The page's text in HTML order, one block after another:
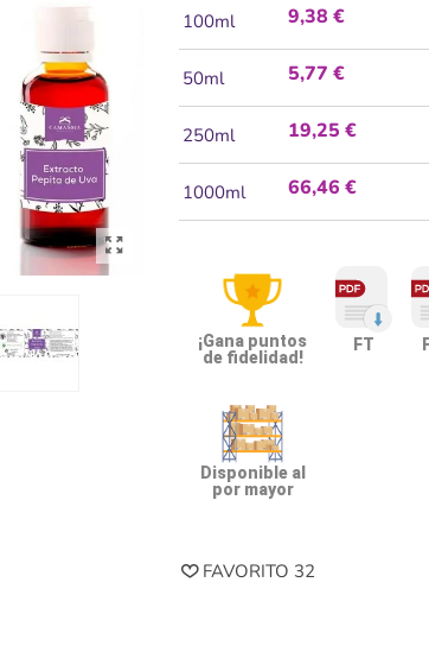
100ml 9,38 €
50ml 5,77 €
250ml 19,25 €
1000ml 66,46 €
¡Gana puntos
de fidelidad!
FT
Disponible al
por mayor
FAVORITO 32